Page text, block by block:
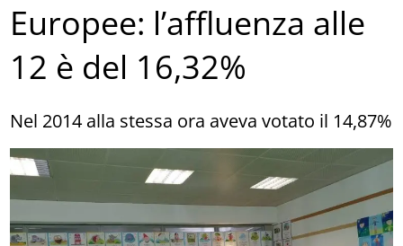
Europee: l’affluenza alle
12 è del 16,32%
Nel 2014 alla stessa ora aveva votato il 14,87%